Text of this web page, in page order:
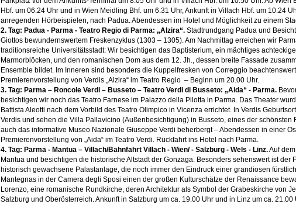
Hbf. um 06.24 Uhr und in Wien Meidling Bhf. um 6.31 Uhr, Ankunft in Villach Hbf. um 10.24
anregenden Hörbeispielen, nach Padua. Abendessen im Hotel und Möglichkeit zu einem
2. Tag: Padua - Parma - Teatro Regio di Parma: „Alzira“. Stadtrundgang Padua und
Giottos bewundernswertem Freskenzyklus (1303 – 1305). Am Nachmittag erreichen wir
traditionsreiche Universitätsstadt: Wir besichtigen das Baptisterium, ein mächtiges
Marmorblöcken, und den romanischen Dom aus dem 12. Jh., dessen breite Fassade
Ensemble bildet. Im Inneren sind besonders die Kuppelfresken von Correggio
Premierenvorstellung von Verdis „Alzira“ im Teatro Regio – Beginn um 20.00 Uhr.
3. Tag: Parma – Roncole Verdi – Busseto – Teatro Verdi di Busseto: „Aida“ - Parma.
besichtigen wir noch das Teatro Farnese im Palazzo della Pilotta in Parma. Das Theater
Battista Aleotti nach dem Vorbild des Teatro Olimpico in Vicenza errichtet. In Verdis
Verdis und sehen die Villa Pallavicino (Außenbesichtigung) in Busseto, eines der
auch das informative Museo Nazionale Giuseppe Verdi beherbergt – Abendessen in einer
Premierenvorstellung von „Aida“ im Teatro Verdi. Rückfahrt ins Hotel nach Parma.
4. Tag: Parma - Mantua – Villach/Bahnfahrt Villach - Wien/ - Salzburg - Wels - Linz.Auf
Mantua und besichtigen die historische Altstadt der Gonzaga. Besonders sehenswert ist
historisch gewachsene Palastanlage, die noch immer den Eindruck einer grandiosen
Mantegnas in der Camera degli Sposi einen der großen Kulturschätze der Renaissance
Lorenzo, eine romanische Rundkirche, deren Architektur als Symbol der Grabeskirche von
Salzburg und Oberösterreich. Ankunft in Salzburg um ca. 19.00 Uhr und in Linz um ca.